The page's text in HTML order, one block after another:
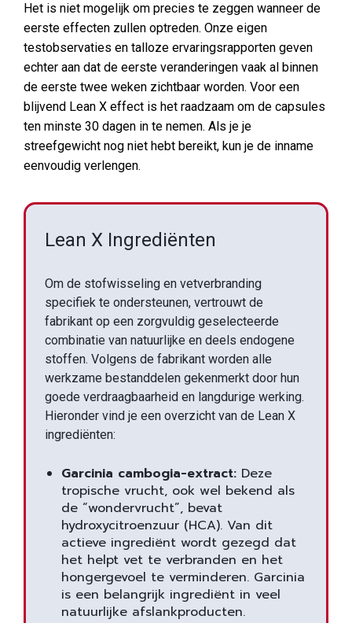
Het is niet mogelijk om precies te zeggen wanneer de
eerste effecten zullen optreden. Onze eigen
testobservaties en talloze ervaringsrapporten geven
echter aan dat de eerste veranderingen vaak al binnen
de eerste twee weken zichtbaar worden. Voor een
blijvend Lean X effect is het raadzaam om de capsules
ten minste 30 dagen in te nemen. Als je je
streefgewicht nog niet hebt bereikt, kun je de inname
eenvoudig verlengen.
Lean X Ingrediënten
Om de stofwisseling en vetverbranding
specifiek te ondersteunen, vertrouwt de
fabrikant op een zorgvuldig geselecteerde
combinatie van natuurlijke en deels endogene
stoffen. Volgens de fabrikant worden alle
werkzame bestanddelen gekenmerkt door hun
goede verdraagbaarheid en langdurige werking.
Hieronder vind je een overzicht van de Lean X
ingrediënten:
Garcinia cambogia-extract: Deze
tropische vrucht, ook wel bekend als
de “wondervrucht”, bevat
hydroxycitroenzuur (HCA). Van dit
actieve ingrediënt wordt gezegd dat
het helpt vet te verbranden en het
hongergevoel te verminderen. Garcinia
is een belangrijk ingrediënt in veel
natuurlijke afslankproducten.